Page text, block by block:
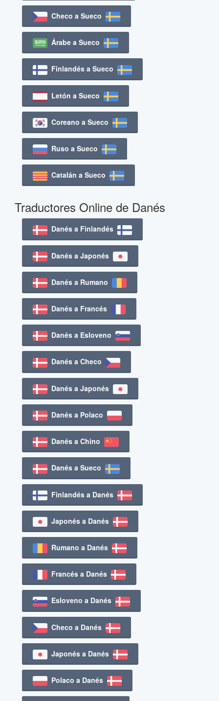
Checo a Sueco
Árabe a Sueco
Finlandés a Sueco
Letón a Sueco
Coreano a Sueco
Ruso a Sueco
Catalán a Sueco
Traductores Online de Danés
Danés a Finlandés
Danés a Japonés
Danés a Rumano
Danés a Francés
Danés a Esloveno
Danés a Checo
Danés a Japonés
Danés a Polaco
Danés a Chino
Danés a Sueco
Finlandés a Danés
Japonés a Danés
Rumano a Danés
Francés a Danés
Esloveno a Danés
Checo a Danés
Japonés a Danés
Polaco a Danés